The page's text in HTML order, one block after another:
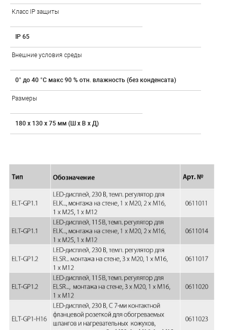
Класс IP защиты
IP 65
Внешние условия среды
0° до 40 °C макс 90 % отн. влажность (без конденсата)
Размеры
180 x 130 x 75 мм (Ш х В х Д)